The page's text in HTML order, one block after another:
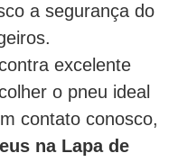
a segurança do
excelente
o pneu ideal
contato conosco,
na Lapa de